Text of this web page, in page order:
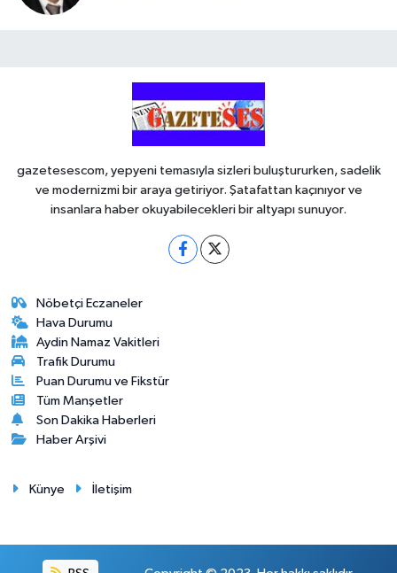
gazetesescom, yepyeni temasıyla sizleri buluştururken, sadelik
ve modernizmi bir araya getiriyor. Şatafattan kaçınıyor ve
insanlara haber okuyabilecekleri bir altyapı sunuyor.
Nöbetçi Eczaneler
Hava Durumu
Aydin Namaz Vakitleri
Trafik Durumu
Puan Durumu ve Fikstür
Tüm Manşetler
Son Dakika Haberleri
Haber Arşivi
Künye İletişim